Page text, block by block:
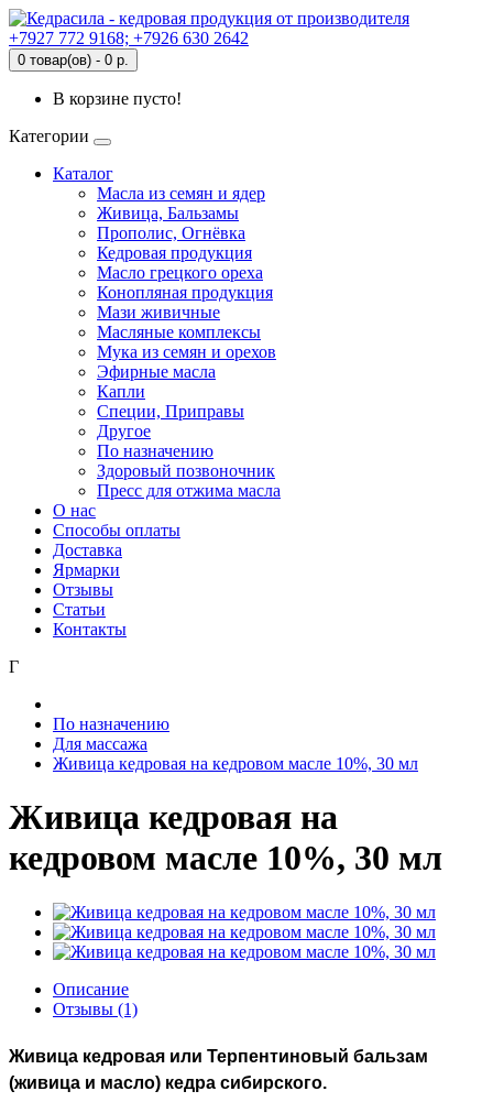
+7927 772 9168; +7926 630 2642
0 товар(ов) - 0 р.
В корзине пусто!
Категории
Каталог
Масла из семян и ядер
Живица, Бальзамы
Прополис, Огнёвка
Кедровая продукция
Масло грецкого ореха
Конопляная продукция
Мази живичные
Масляные комплексы
Мука из семян и орехов
Эфирные масла
Капли
Специи, Приправы
Другое
По назначению
Здоровый позвоночник
Пресс для отжима масла
О нас
Способы оплаты
Доставка
Ярмарки
Отзывы
Статьи
Контакты
Г
По назначению
Для массажа
Живица кедровая на кедровом масле 10%, 30 мл
Живица кедровая на
кедровом масле 10%, 30 мл
Описание
Отзывы (1)
Живица кедровая или Терпентиновый бальзам
(живица и масло) кедра сибирского.